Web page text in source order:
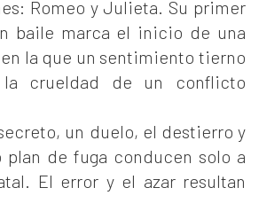
Romeo y Julieta. Su primer
baile marca el inicio de una
la que un sentimiento tierno
crueldad de un conflicto
un duelo, el destierro y
plan de fuga conducen solo a
El error y el azar resultan